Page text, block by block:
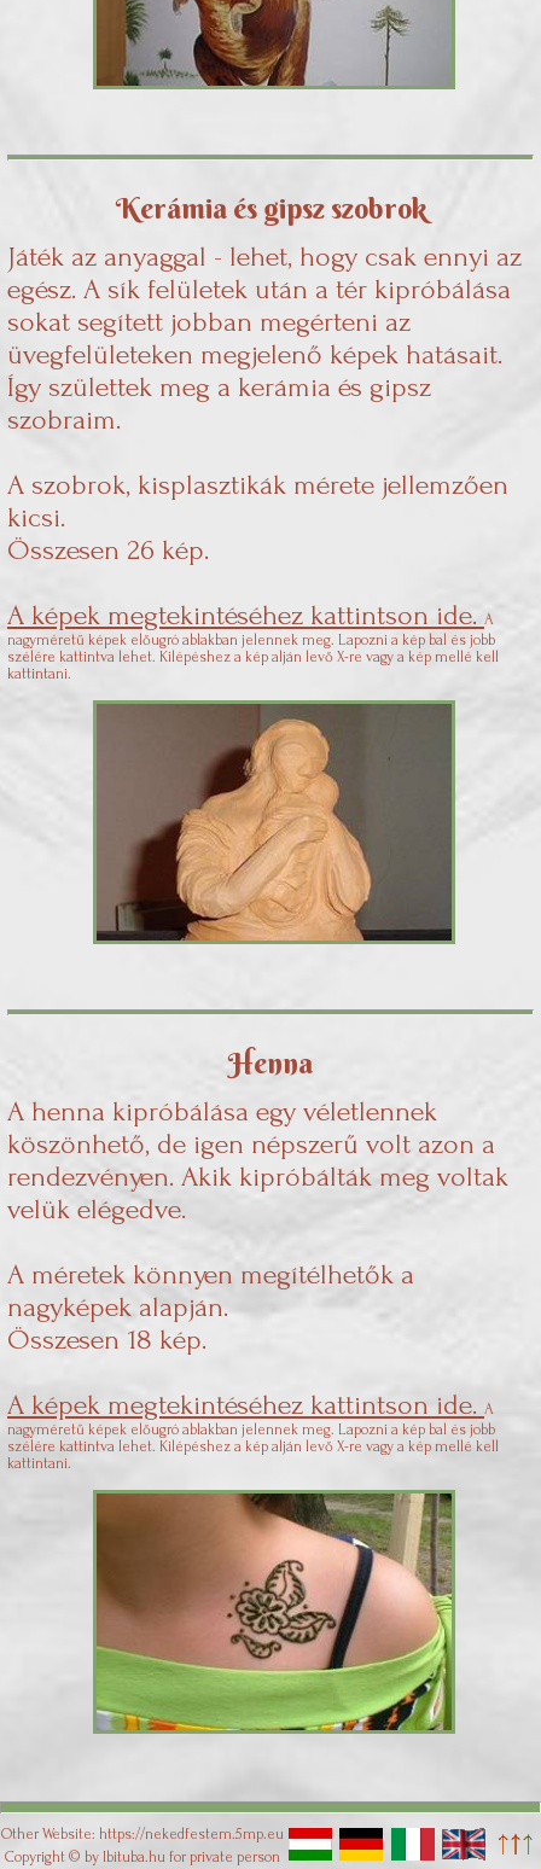
Kerámia és gipsz szobrok
Játék az anyaggal - lehet, hogy csak ennyi az
egész. A sík felületek után a tér kipróbálása
sokat segített jobban megérteni az
üvegfelületeken megjelenő képek hatásait.
Így születtek meg a kerámia és gipsz
szobraim.
A szobrok, kisplasztikák mérete jellemzően
kicsi.
Összesen 26 kép.
A képek megtekintéséhez kattintson ide. A
nagyméretű képek előugró ablakban jelennek meg. Lapozni a kép bal és jobb
szélére kattintva lehet. Kilépéshez a kép alján levő X-re vagy a kép mellé kell
kattintani.
Henna
A henna kipróbálása egy véletlennek
köszönhető, de igen népszerű volt azon a
rendezvényen. Akik kipróbálták meg voltak
velük elégedve.
A méretek könnyen megítélhetők a
nagyképek alapján.
Összesen 18 kép.
A képek megtekintéséhez kattintson ide. A
nagyméretű képek előugró ablakban jelennek meg. Lapozni a kép bal és jobb
szélére kattintva lehet. Kilépéshez a kép alján levő X-re vagy a kép mellé kell
kattintani.
Other Website: https://nekedfestem.5mp.eu
Copyright © by Ibituba.hu for private person